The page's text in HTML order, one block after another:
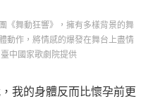
《舞動狂響》，擁有多樣背景的舞
動作，將情感的爆發在舞台上盡情
中國家歌劇院提供
我的身體反而比懷孕前更